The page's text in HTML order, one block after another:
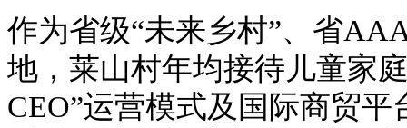
作为省级“未来乡村”、省
地，莱山村年均接待儿童家
CEO”运营模式及国际商贸